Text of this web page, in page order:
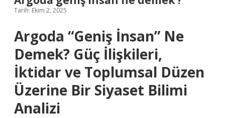
Tarih: Ekim 2, 2025
Argoda “Geniş İnsan” Ne
Demek? Güç İlişkileri,
İktidar ve Toplumsal Düzen
Üzerine Bir Siyaset Bilimi
Analizi